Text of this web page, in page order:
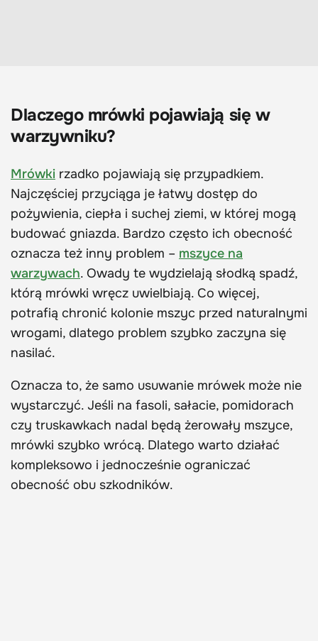
Dlaczego mrówki pojawiają się w
warzywniku?
Mrówki rzadko pojawiają się przypadkiem.
Najczęściej przyciąga je łatwy dostęp do
pożywienia, ciepła i suchej ziemi, w której mogą
budować gniazda. Bardzo często ich obecność
oznacza też inny problem – mszyce na
warzywach. Owady te wydzielają słodką spadź,
którą mrówki wręcz uwielbiają. Co więcej,
potrafią chronić kolonie mszyc przed naturalnymi
wrogami, dlatego problem szybko zaczyna się
nasilać.
Oznacza to, że samo usuwanie mrówek może nie
wystarczyć. Jeśli na fasoli, sałacie, pomidorach
czy truskawkach nadal będą żerowały mszyce,
mrówki szybko wrócą. Dlatego warto działać
kompleksowo i jednocześnie ograniczać
obecność obu szkodników.